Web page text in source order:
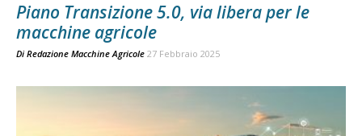
Piano Transizione 5.0, via libera per le
macchine agricole
Di Redazione Macchine Agricole 27 Febbraio 2025